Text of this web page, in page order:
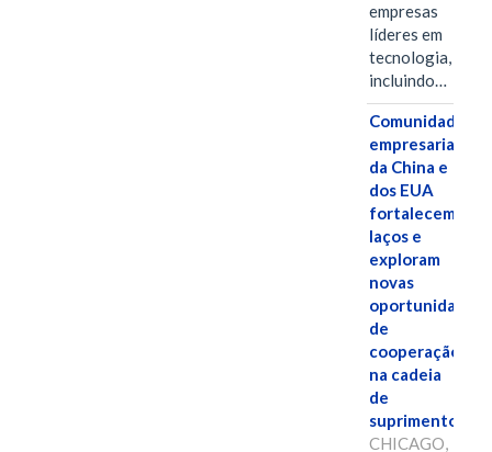
empresas
líderes em
tecnologia,
incluindo…
Comunidades
empresariais
da China e
dos EUA
fortalecem
laços e
exploram
novas
oportunidades
de
cooperação
na cadeia
de
suprimentos.
CHICAGO,